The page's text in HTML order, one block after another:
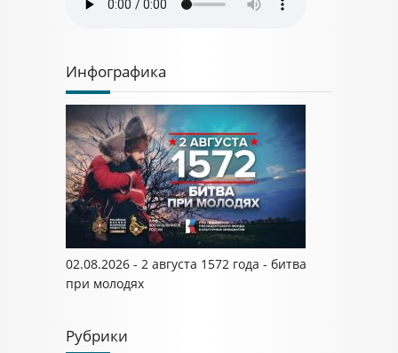
Инфографика
02.08.2026 - 2 августа 1572 года - битва
при молодях
Рубрики